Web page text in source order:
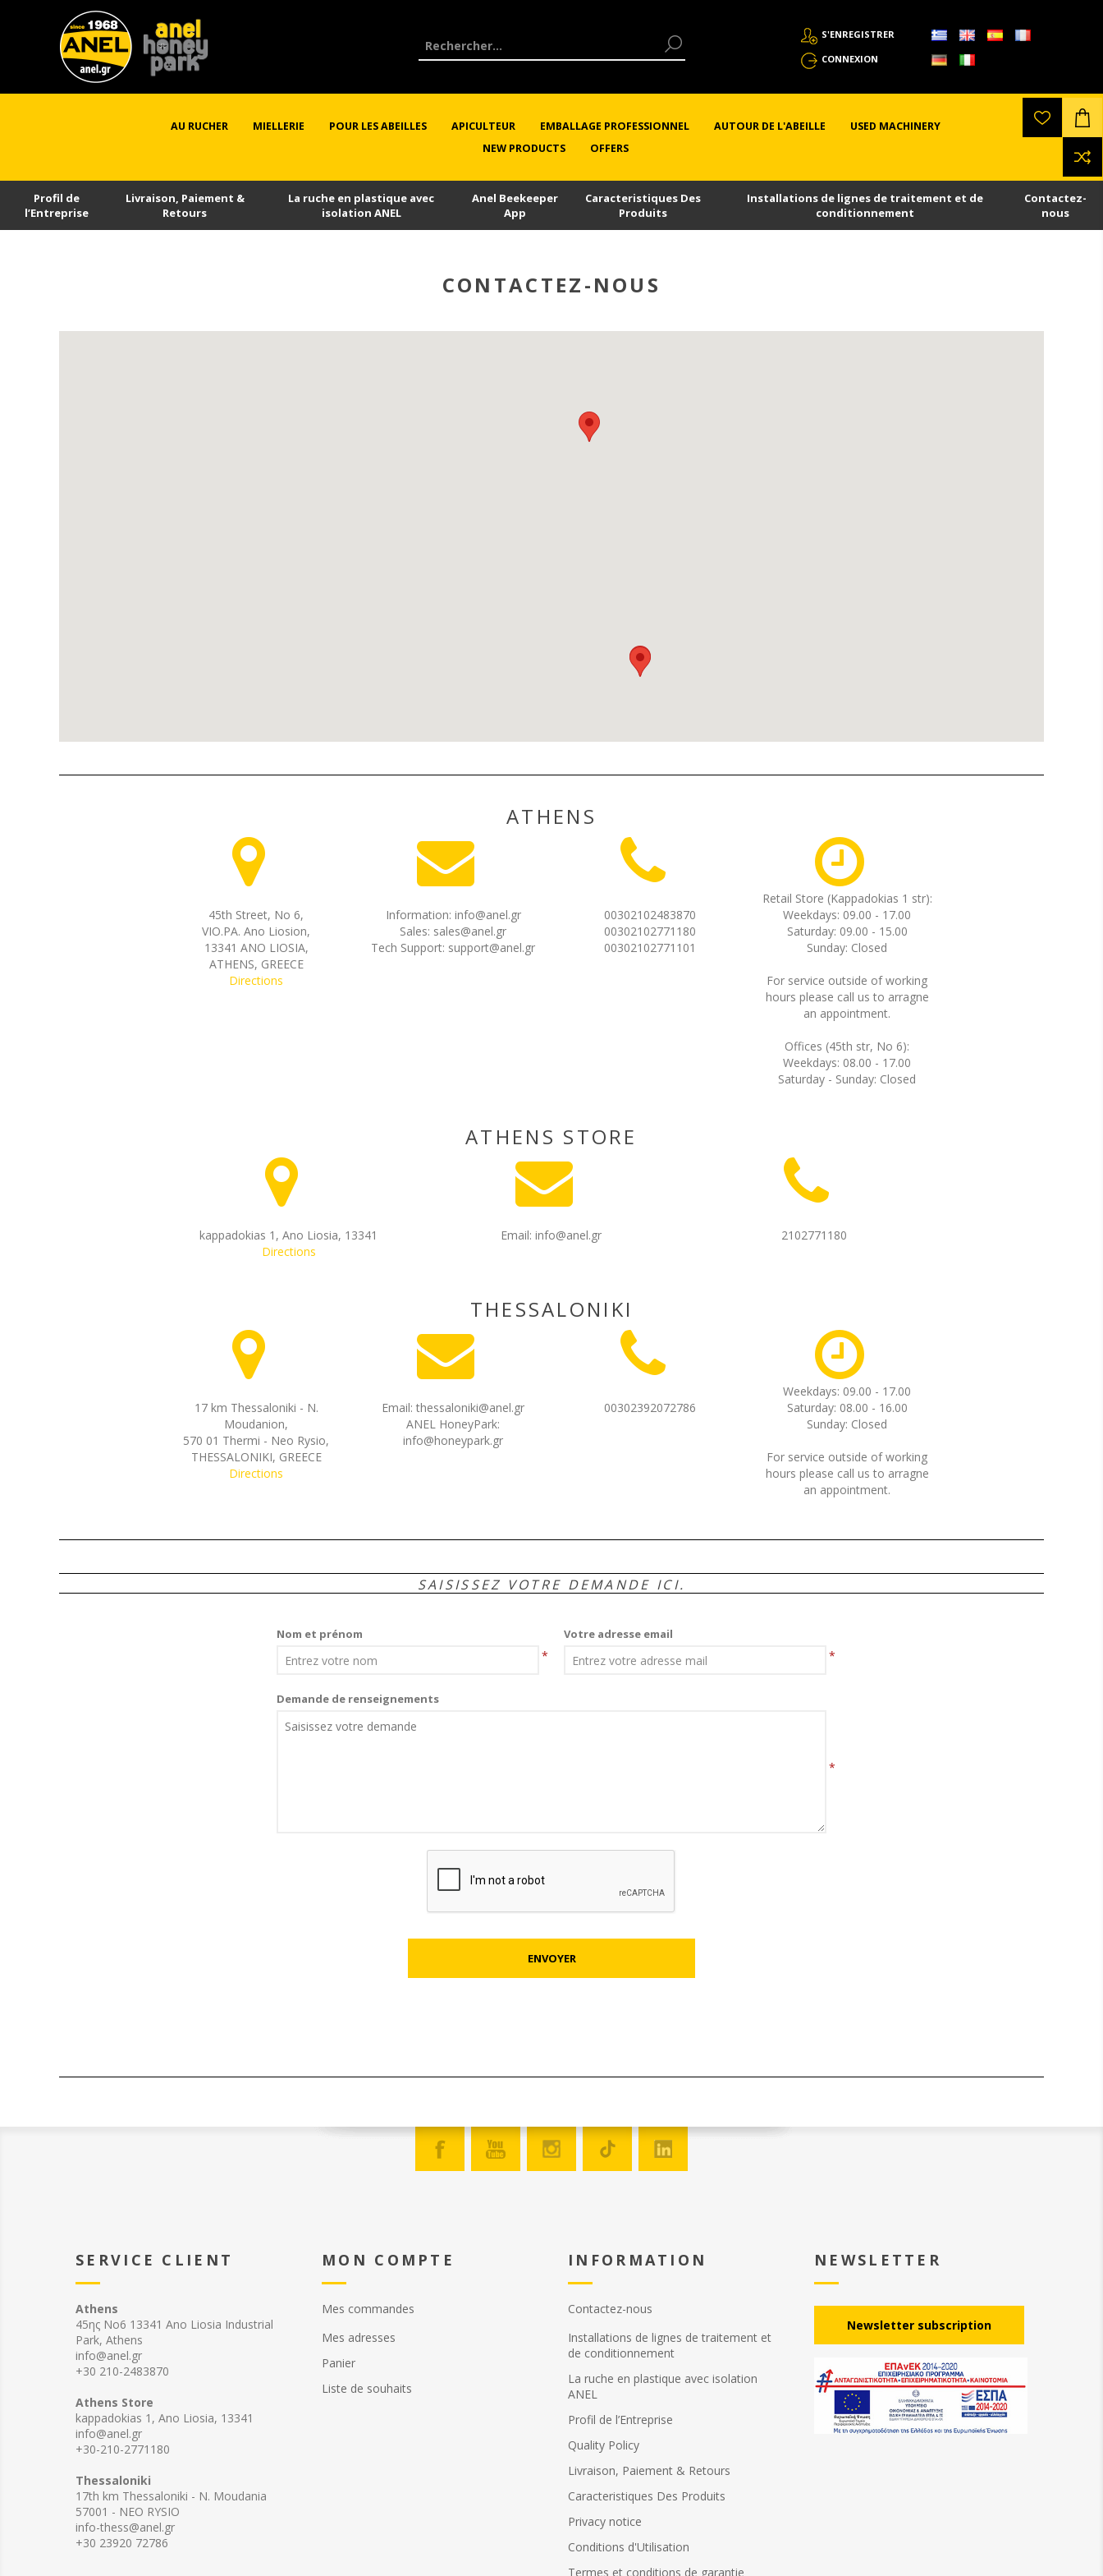
S'ENREGISTRER
CONNEXION
AU RUCHER MIELLERIE POUR LES ABEILLES APICULTEUR EMBALLAGE PROFESSIONNEL AUTOUR DE L'ABEILLE
USED MACHINERY
NEW PRODUCTS
OFFERS
Profil de
l’Εntreprise
Livraison, Paiement &
Retours
La ruche en plastique avec
isolation ANEL
Anel Beekeeper
App
Caracteristiques Des
Produits
Installations de lignes de traitement et de
conditionnement
Contactez-
nous
CONTACTEZ-NOUS
ATHENS
45th Street, Νο 6,
VIO.PA. Ano Liosion,
13341 ANO LIOSIA,
ATHENS, GREECE
Directions
Information: info@anel.gr
Sales: sales@anel.gr
Tech Support: support@anel.gr
00302102483870
00302102771180
00302102771101
Retail Store (Kappadokias 1 str):
Weekdays: 09.00 - 17.00
Saturday: 09.00 - 15.00
Sunday: Closed
For service outside of working
hours please call us to arragne
an appointment.
Offices (45th str, No 6):
Weekdays: 08.00 - 17.00
Saturday - Sunday: Closed
ATHENS STORE
kappadokias 1, Ano Liosia, 13341
Directions
Email:info@anel.gr 2102771180
THESSALONIKI
17 km Thessaloniki - Ν.
Moudanion,
570 01 Thermi - Neo Rysio,
THESSALONIKI, GREECE
Directions
Email: thessaloniki@anel.gr
ANEL HoneyPark:
info@honeypark.gr
00302392072786
Weekdays: 09.00 - 17.00
Saturday: 08.00 - 16.00
Sunday: Closed
For service outside of working
hours please call us to arragne
an appointment.
SAISISSEZ VOTRE DEMANDE ICI.
Nom et prénom
*
Votre adresse email
*
Demande de renseignements
*
SERVICE CLIENT
Athens
45ης Νο6 13341 Ano Liosia Industrial
Park, Athens
info@anel.gr
+30 210-2483870
Athens Store
kappadokias 1, Ano Liosia, 13341
info@anel.gr
+30-210-2771180
Thessaloniki
17th km Thessaloniki - N. Moudania
57001 - NEO RYSIO
info-thess@anel.gr
+30 23920 72786
MON COMPTE
Mes commandes
Mes adresses
Panier
Liste de souhaits
INFORMATION
Contactez-nous
Installations de lignes de traitement et
de conditionnement
La ruche en plastique avec isolation
ANEL
Profil de l’Εntreprise
Quality Policy
Livraison, Paiement & Retours
Caracteristiques Des Produits
Privacy notice
Conditions d'Utilisation
Termes et conditions de garantie
NEWSLETTER
Νewsletter subscription